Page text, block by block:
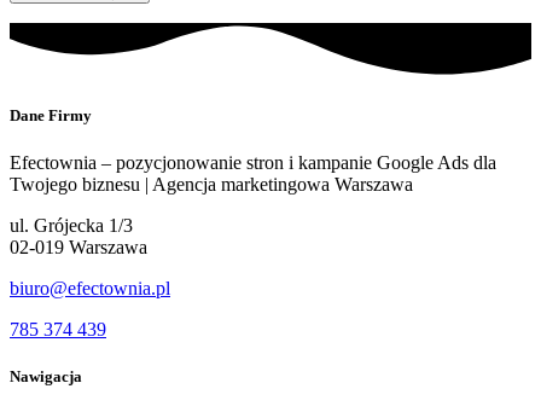
Dane Firmy
Efectownia – pozycjonowanie stron i kampanie Google Ads dla
Twojego biznesu | Agencja marketingowa Warszawa
ul. Grójecka 1/3
02-019 Warszawa
biuro@efectownia.pl
785 374 439
Nawigacja